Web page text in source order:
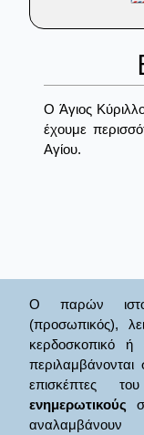
Ο Άγιος
έχουμε
Αγίου.
Ο παρών
(προσωπικός),
κερδοσκοπικό
επισκέπτες
ενημερωτικούς